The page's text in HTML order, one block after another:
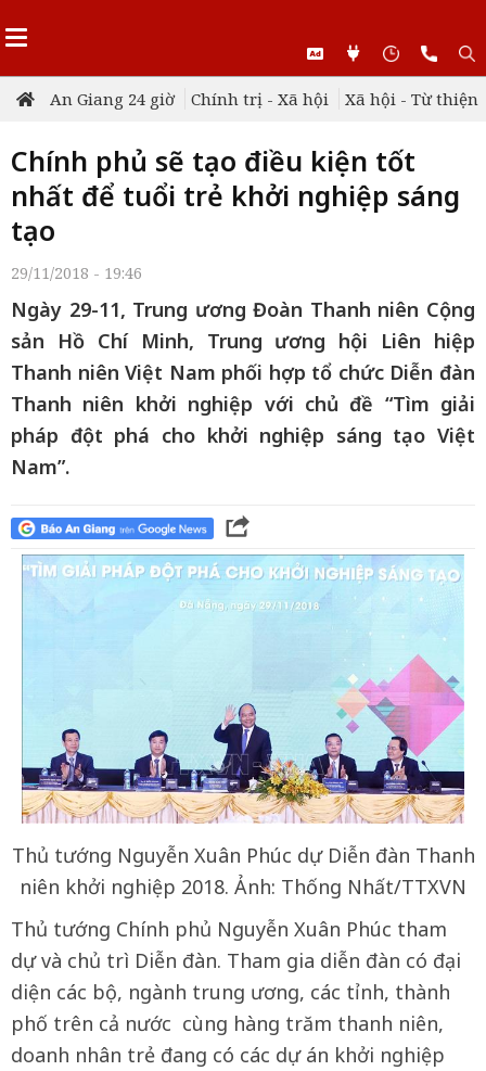
An Giang 24 giờ Chính trị - Xã hội Xã hội - Từ thiện
Chính phủ sẽ tạo điều kiện tốt
nhất để tuổi trẻ khởi nghiệp sáng
tạo
29/11/2018 - 19:46
Ngày 29-11, Trung ương Đoàn Thanh niên Cộng
sản Hồ Chí Minh, Trung ương hội Liên hiệp
Thanh niên Việt Nam phối hợp tổ chức Diễn đàn
Thanh niên khởi nghiệp với chủ đề “Tìm giải
pháp đột phá cho khởi nghiệp sáng tạo Việt
Nam”.
Thủ tướng Nguyễn Xuân Phúc dự Diễn đàn Thanh
niên khởi nghiệp 2018. Ảnh: Thống Nhất/TTXVN
Thủ tướng Chính phủ Nguyễn Xuân Phúc tham
dự và chủ trì Diễn đàn. Tham gia diễn đàn có đại
diện các bộ, ngành trung ương, các tỉnh, thành
phố trên cả nước cùng hàng trăm thanh niên,
doanh nhân trẻ đang có các dự án khởi nghiệp